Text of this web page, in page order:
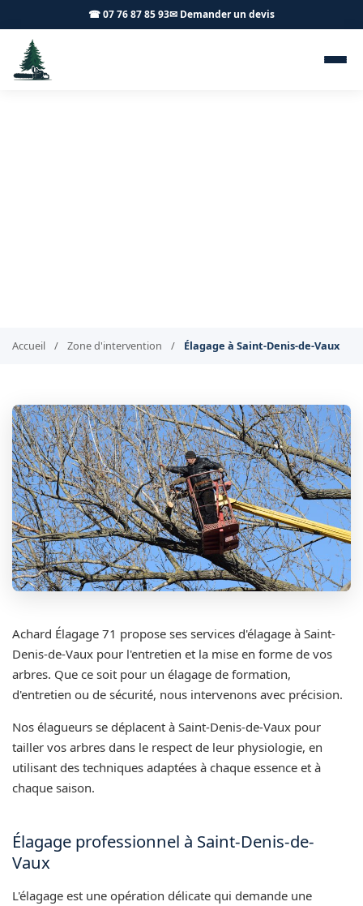
☎ 07 76 87 85 93✉ Demander un devis
Accueil / Zone d'intervention / Élagage à Saint-Denis-de-Vaux
Achard Élagage 71 propose ses services d'élagage à Saint-
Denis-de-Vaux pour l'entretien et la mise en forme de vos
arbres. Que ce soit pour un élagage de formation,
d'entretien ou de sécurité, nous intervenons avec précision.
Nos élagueurs se déplacent à Saint-Denis-de-Vaux pour
tailler vos arbres dans le respect de leur physiologie, en
utilisant des techniques adaptées à chaque essence et à
chaque saison.
Élagage professionnel à Saint-Denis-de-
Vaux
L'élagage est une opération délicate qui demande une